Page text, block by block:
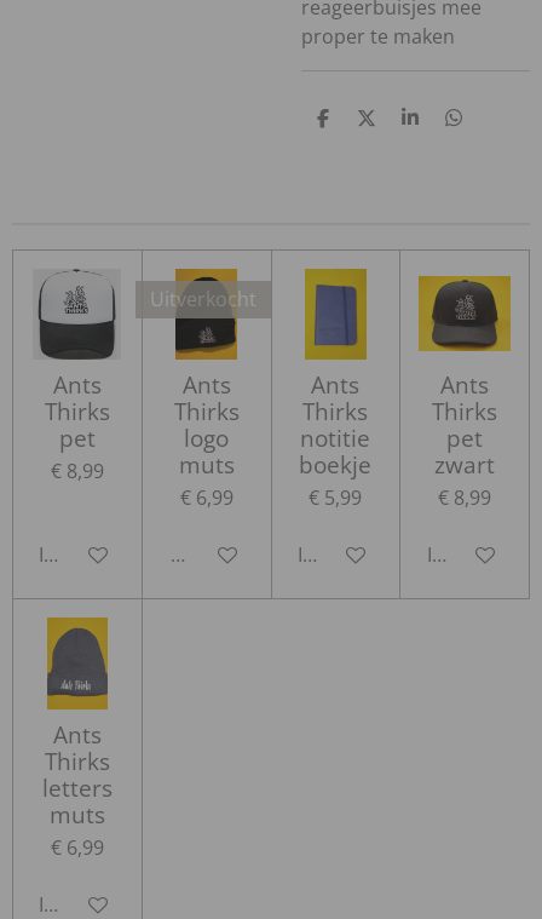
reageerbuisjes mee
proper te maken
D
D
S
D
Ants
Thirks
pet
€ 8,99
In winkelwagen
Uitverkocht
Ants
Thirks
logo
muts
€ 6,99
Houd mij op de hoogte
Ants
Thirks
notitie
boekje
€ 5,99
In winkelwagen
Ants
Thirks
pet
zwart
€ 8,99
In
Ants
Thirks
letters
muts
€ 6,99
In winkelwagen